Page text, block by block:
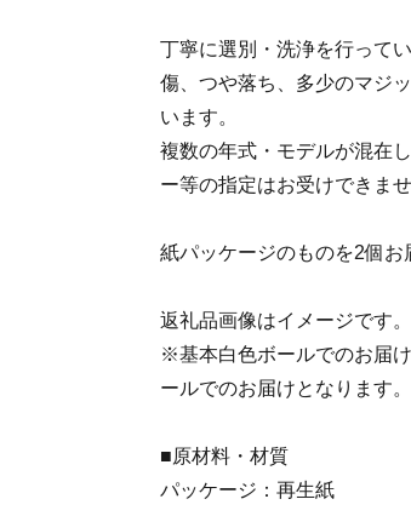
丁寧に選別・洗浄を行って
傷、つや落ち、多少のマジ
います。
複数の年式・モデルが混在
ー等の指定はお受けできませ
紙パッケージのものを2個お
返礼品画像はイメージです。
※基本白色ボールでのお届
ールでのお届けとなります。
■原材料・材質
パッケージ：再生紙